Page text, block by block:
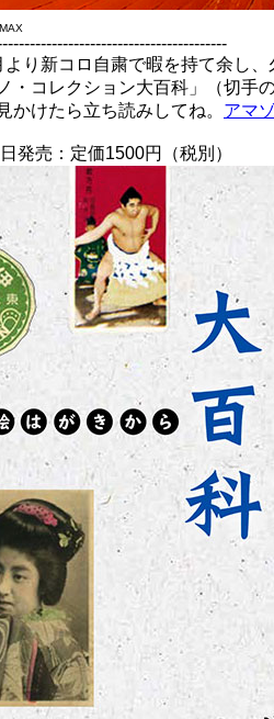
り新コロ自粛で暇を持て余し
・コレクション大百科」（切手
かけたら立ち読みしてね。 アマ
発売：定価1500円（税別）